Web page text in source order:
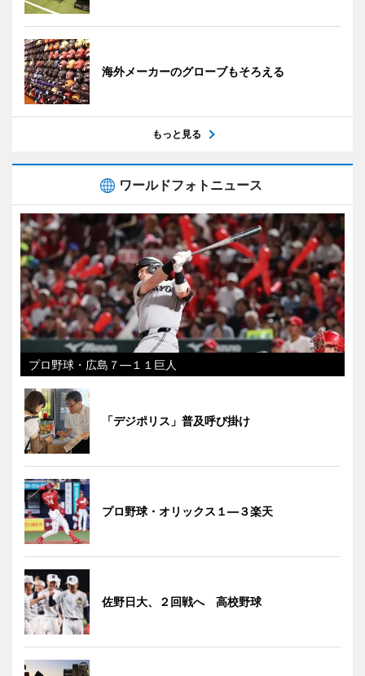
海外メーカーのグローブもそろえる
もっと見る
ワールドフォトニュース
プロ野球・広島７―１１巨人
「デジポリス」普及呼び掛け
プロ野球・オリックス１―３楽天
佐野日大、２回戦へ 高校野球